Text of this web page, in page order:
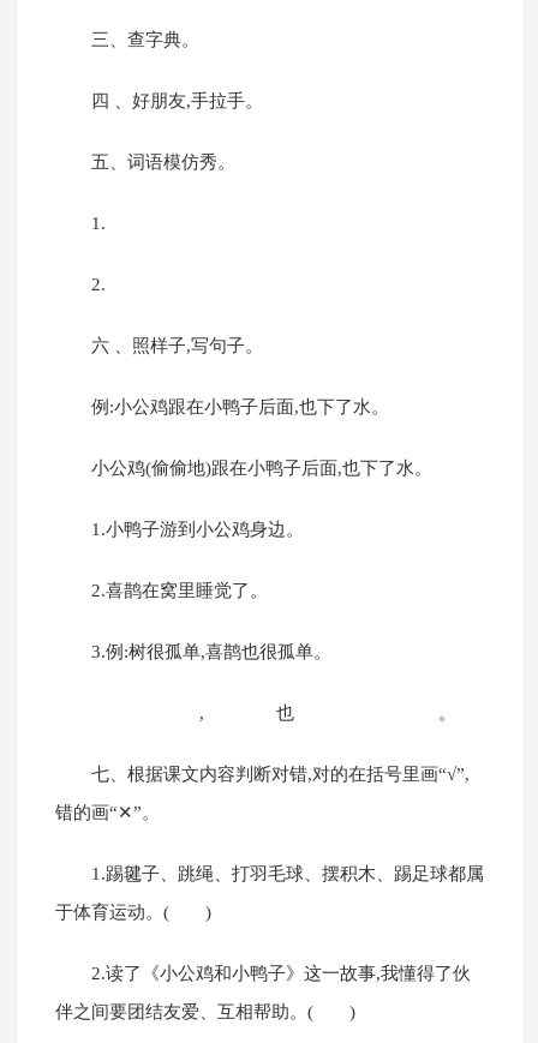
三、查字典。
四 、好朋友,手拉手。
五、词语模仿秀。
1.
2.
六 、照样子,写句子。
例:小公鸡跟在小鸭子后面,也下了水。
小公鸡(偷偷地)跟在小鸭子后面,也下了水。
1.小鸭子游到小公鸡身边。
2.喜鹊在窝里睡觉了。
3.例:树很孤单,喜鹊也很孤单。
, 也 。
七、根据课文内容判断对错,对的在括号里画“√”,
错的画“✕”。
1.踢毽子、跳绳、打羽毛球、摆积木、踢足球都属
于体育运动。( )
2.读了《小公鸡和小鸭子》这一故事,我懂得了伙
伴之间要团结友爱、互相帮助。( )